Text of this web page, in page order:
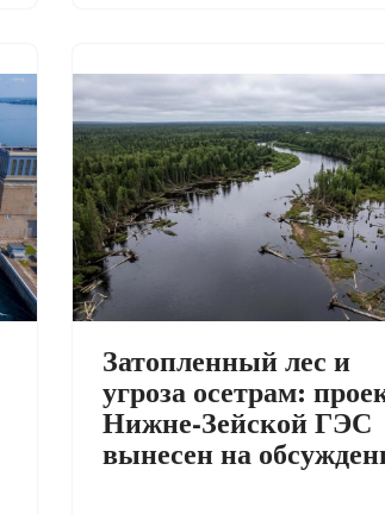
Затопленный лес и
угроза осетрам:
Нижне-Зейской ГЭС
вынесен на